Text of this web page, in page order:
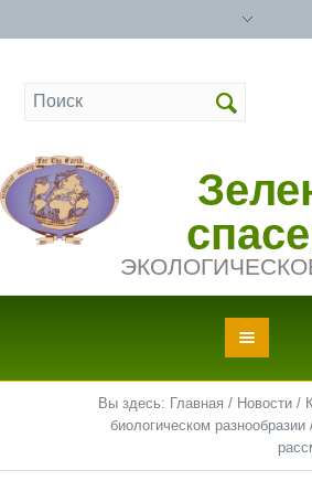
Вы здесь: Главная / Новости /
биологическом разнообразии